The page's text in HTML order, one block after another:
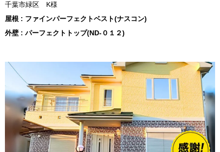
千葉市緑区 K様
屋根 : ファインパーフェクトベスト(ナスコン)
外壁 : パーフェクトトップ(ND-０１２)